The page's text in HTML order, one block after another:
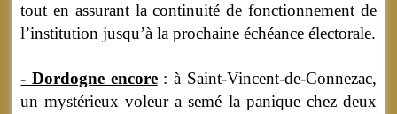
tout en assurant la continuité de fonctionnement de
l’institution jusqu’à la prochaine échéance électorale.
- Dordogne encore: à Saint-Vincent-de-Connezac,
un mystérieux voleur a semé la panique chez deux